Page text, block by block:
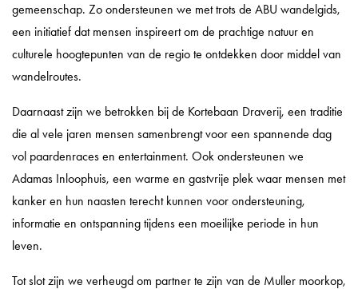
gemeenschap. Zo ondersteunen we met trots de ABU wandelgids,
een initiatief dat mensen inspireert om de prachtige natuur en
culturele hoogtepunten van de regio te ontdekken door middel van
wandelroutes.
Daarnaast zijn we betrokken bij de Kortebaan Draverij, een traditie
die al vele jaren mensen samenbrengt voor een spannende dag
vol paardenraces en entertainment. Ook ondersteunen we
Adamas Inloophuis, een warme en gastvrije plek waar mensen met
kanker en hun naasten terecht kunnen voor ondersteuning,
informatie en ontspanning tijdens een moeilijke periode in hun
leven.
Tot slot zijn we verheugd om partner te zijn van de Muller moorkop,